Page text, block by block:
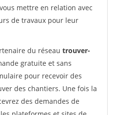
mettre en relation avec
de travaux pour leur
du réseau trouver-
gratuite et sans
pour recevoir des
des chantiers. Une fois la
des demandes de